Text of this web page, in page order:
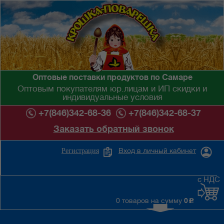
Оптовые поставки продуктов по Самаре
Оптовым покупателям юр.лицам и ИП скидки и
индивидуальные условия
+7(846)342-68-36
+7(846)342-68-37
Заказать обратный звонок
Вход в личный кабинет
Регистрация
0 товаров на сумму 0 c
с НДС